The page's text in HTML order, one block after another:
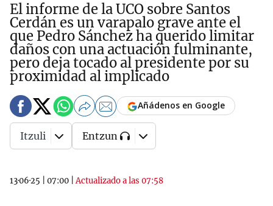
El informe de la UCO sobre Santos
Cerdán es un varapalo grave ante el
que Pedro Sánchez ha querido limitar
daños con una actuación fulminante,
pero deja tocado al presidente por su
proximidad al implicado
13·06·25 07:00 |Actualizado a las 07:58
Añádenos en Google
Itzuli Entzun